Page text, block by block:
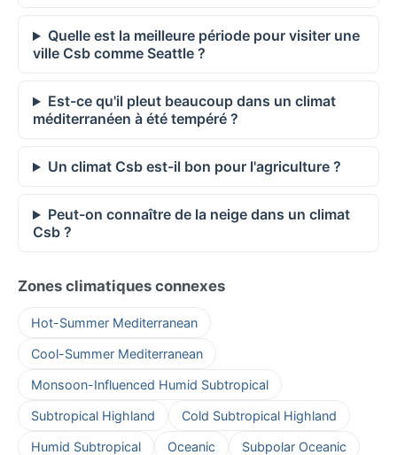
Quelle est la meilleure période pour visiter une
ville Csb comme Seattle ?
Est-ce qu'il pleut beaucoup dans un climat
méditerranéen à été tempéré ?
Un climat Csb est-il bon pour l'agriculture ?
Peut-on connaître de la neige dans un climat
Csb ?
Zones climatiques connexes
Hot-Summer Mediterranean
Cool-Summer Mediterranean
Monsoon-Influenced Humid Subtropical
Subtropical Highland Cold Subtropical Highland
Humid Subtropical Oceanic Subpolar Oceanic